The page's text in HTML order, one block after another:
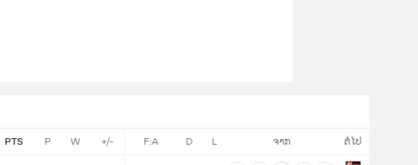
PTS P W +/- F:A D L ຈາກ ຕໍ່ໄປ